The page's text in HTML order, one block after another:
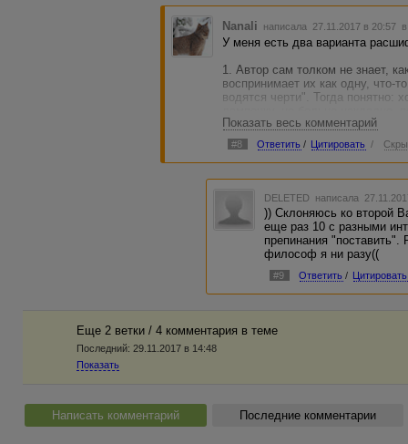
Nanali написала 27.11.2017 в 20:57
У меня есть два варианта
1. Автор сам толком не знает,
воспринимает их как одну, что-
водятся черти". Тогда
электричество, а это о-го-го
квитанции).
2. Имеет место какой-то
приземленности фантазии и
состоянии понять.
Показать весь комментарий
#8 Ответить / Цитировать /
DELETED написала
)) Склоняюсь ко второй
еще раз 10 с разными
препинания "поставить".
философ я ни разу((
#9 Ответить / Цитировать
Еще 2 ветки / 4 комментария в темe
Последний: 29.11.2017 в 14:48
Показать
Написать комментарий Последние комментарии